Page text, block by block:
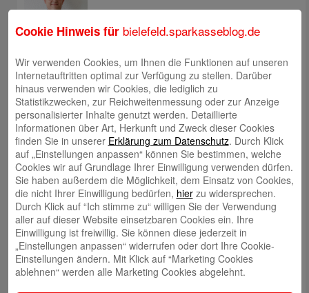
Christoph Kaleschke
Stephan Merkel
Rahel Neufeld
Cookie Hinweis für bielefeld.sparkasseblog.de
Wir verwenden Cookies, um Ihnen die Funktionen auf unseren
Internetauftritten optimal zur Verfügung zu stellen. Darüber
hinaus verwenden wir Cookies, die lediglich zu
Statistikzwecken, zur Reichweitenmessung oder zur Anzeige
personalisierter Inhalte genutzt werden. Detaillierte
Informationen über Art, Herkunft und Zweck dieser Cookies
finden Sie in unserer Erklärung zum Datenschutz. Durch Klick
auf „Einstellungen anpassen“ können Sie bestimmen, welche
Cookies wir auf Grundlage Ihrer Einwilligung verwenden dürfen.
Sie haben außerdem die Möglichkeit, dem Einsatz von Cookies,
die nicht Ihrer Einwilligung bedürfen, hierzu widersprechen.
Durch Klick auf “Ich stimme zu“ willigen Sie der Verwendung
aller auf dieser Website einsetzbaren Cookies ein. Ihre
Einwilligung ist freiwillig. Sie können diese jederzeit in
„Einstellungen anpassen“ widerrufen oder dort Ihre Cookie-
Einstellungen ändern. Mit Klick auf “Marketing Cookies
ablehnen“ werden alle Marketing Cookies abgelehnt.